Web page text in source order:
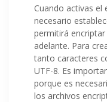
Cuando activas el
necesario
permitirá
adelante. Para
tanto caracteres
UTF-8. Es
porque es
los archivos